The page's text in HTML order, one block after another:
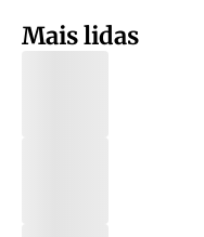
Mais lidas